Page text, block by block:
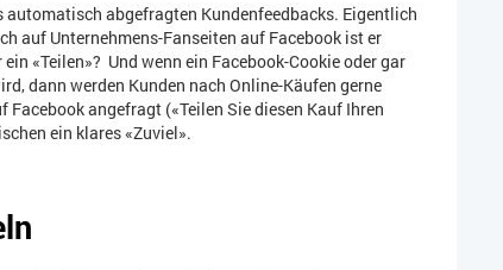
abgefragten Kundenfeedbacks. Eigentlich
auf Unternehmens-Fanseiten auf Facebook ist er
«Teilen»? Und wenn ein Facebook-Cookie oder gar
dann werden Kunden nach Online-Käufen gerne
angefragt («Teilen Sie diesen Kauf Ihren
ein klares «Zuviel».